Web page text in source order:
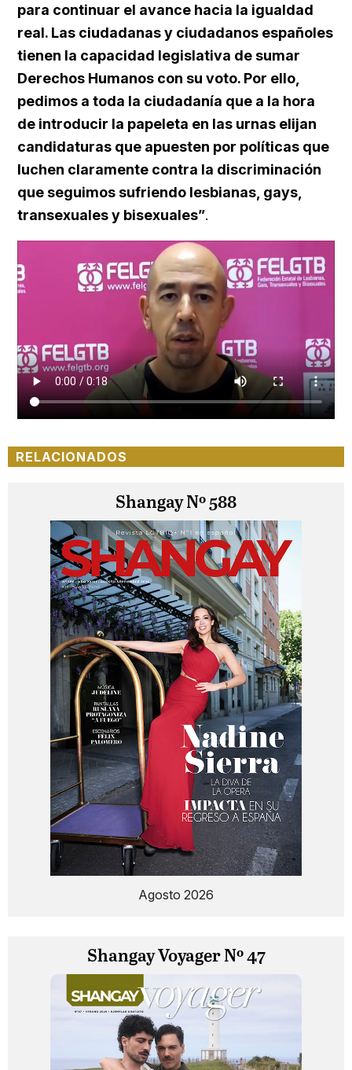
para continuar el avance hacia la igualdad
real. Las ciudadanas y ciudadanos españoles
tienen la capacidad legislativa de sumar
Derechos Humanos con su voto. Por ello,
pedimos a toda la ciudadanía que a la hora
de introducir la papeleta en las urnas elijan
candidaturas que apuesten por políticas que
luchen claramente contra la discriminación
que seguimos sufriendo lesbianas, gays,
transexuales y bisexuales”.
RELACIONADOS
Shangay Nº 588
Agosto 2026
Shangay Voyager Nº 47